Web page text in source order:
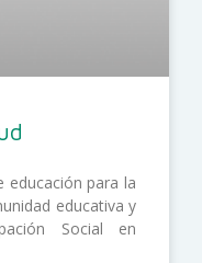
educación para la
educativa y
Social en